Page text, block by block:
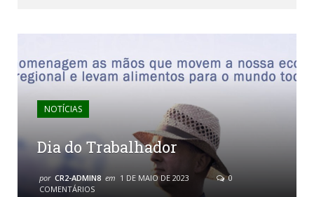
NOTÍCIAS
Dia do Trabalhador
por CR2-ADMIN8 em 1 DE MAIO DE 2023
0
COMENTÁRIOS